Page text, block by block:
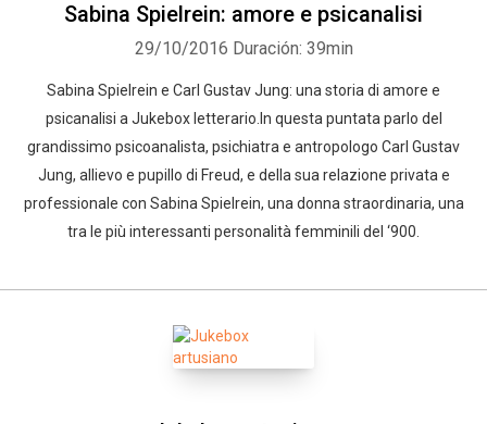
Sabina Spielrein: amore e psicanalisi
29/10/2016 Duración: 39min
Sabina Spielrein e Carl Gustav Jung: una storia di amore e
psicanalisi a Jukebox letterario.In questa puntata parlo del
grandissimo psicoanalista, psichiatra e antropologo Carl Gustav
Jung, allievo e pupillo di Freud, e della sua relazione privata e
professionale con Sabina Spielrein, una donna straordinaria, una
tra le più interessanti personalità femminili del ‘900.